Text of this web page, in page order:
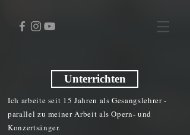
Unterrichten
Ich arbeite seit 15 Jahren als Gesangslehrer -
parallel zu meiner Arbeit als Opern- und
Konzertsänger.